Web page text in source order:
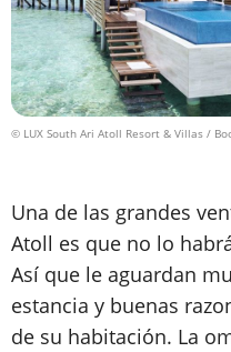
© LUX South Ari Atoll Resort & Villas /
Una de las grandes
Atoll es que no lo
Así que le aguardan
estancia y buenas
de su habitación. La